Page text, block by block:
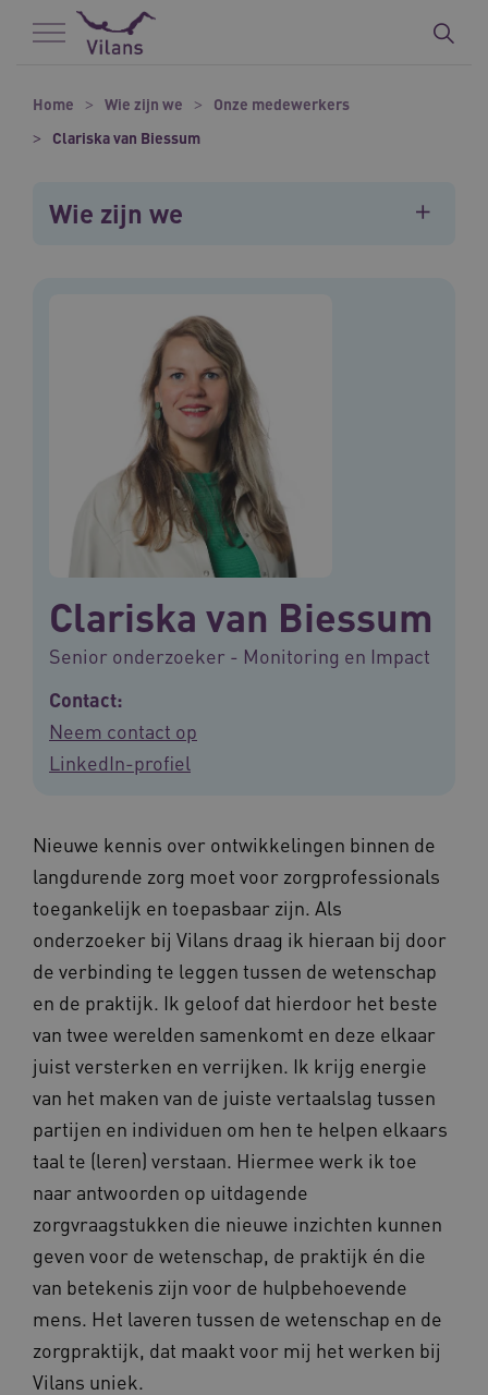
Naar hoofdinhoud
Naar footer
Home Wie zijn we
Onze medewerkers
Clariska van Biessum
Wie zijn we
Clariska van Biessum
Senior onderzoeker - Monitoring en Impact
Contact:
Neem contact op
LinkedIn-profiel
Nieuwe kennis over ontwikkelingen binnen de
langdurende zorg moet voor zorgprofessionals
toegankelijk en toepasbaar zijn. Als
onderzoeker bij Vilans draag ik hieraan bij door
de verbinding te leggen tussen de wetenschap
en de praktijk. Ik geloof dat hierdoor het beste
van twee werelden samenkomt en deze elkaar
juist versterken en verrijken. Ik krijg energie
van het maken van de juiste vertaalslag tussen
partijen en individuen om hen te helpen elkaars
taal te (leren) verstaan. Hiermee werk ik toe
naar antwoorden op uitdagende
zorgvraagstukken die nieuwe inzichten kunnen
geven voor de wetenschap, de praktijk én die
van betekenis zijn voor de hulpbehoevende
mens. Het laveren tussen de wetenschap en de
zorgpraktijk, dat maakt voor mij het werken bij
Vilans uniek.